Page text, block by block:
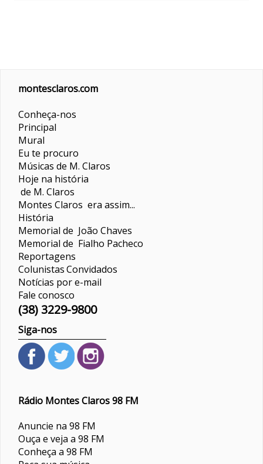
montesclaros.com
Conheça-nos
Principal
Mural
Eu te procuro
Músicas de M. Claros
Hoje na história
de M. Claros
Montes Claros era assim...
História
Memorial de João Chaves
Memorial de Fialho Pacheco
Reportagens
ColunistasConvidados
Notícias por e-mail
Fale conosco
(38) 3229-9800
Siga-nos
Rádio Montes Claros 98 FM
Anuncie na 98 FM
Ouça e veja a 98 FM
Conheça a 98 FM